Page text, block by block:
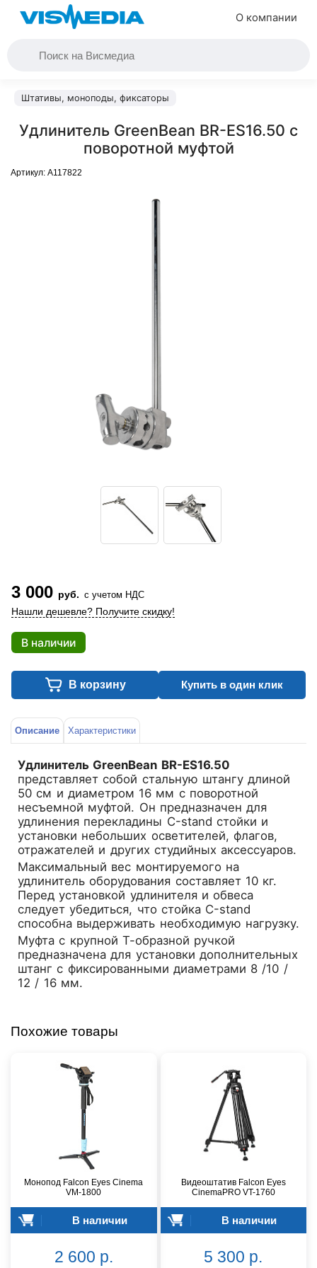
О компании
Штативы, моноподы, фиксаторы
Удлинитель GreenBean BR-ES16.50 с
поворотной муфтой
Артикул: A117822
3 000 руб. с учетом НДС
Нашли дешевле? Получите скидку!
В наличии
В корзину Купить в один клик
Описание Характеристики
Удлинитель GreenBean BR-ES16.50
представляет собой стальную штангу длиной
50 см и диаметром 16 мм с поворотной
несъемной муфтой. Он предназначен для
удлинения перекладины С-stand стойки и
установки небольших осветителей, флагов,
отражателей и других студийных аксессуаров.
Максимальный вес монтируемого на
удлинитель оборудования составляет 10 кг.
Перед установкой удлинителя и обвеса
следует убедиться, что стойка С-stand
способна выдерживать необходимую нагрузку.
Муфта с крупной Т-образной ручкой
предназначена для установки дополнительных
штанг с фиксированными диаметрами 8 /10 /
12 / 16 мм.
Похожие товары
Монопод Falcon Eyes Cinema
VM-1800
В наличии
2 600 р.
Видеоштатив Falcon Eyes
CinemaPRO VT-1760
В наличии
5 300 р.